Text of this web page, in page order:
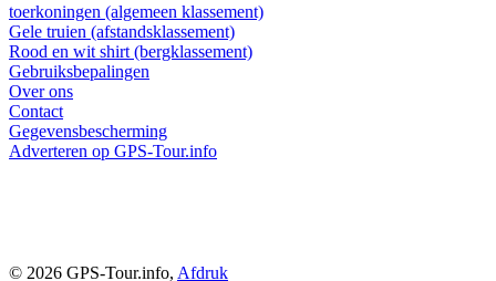
toerkoningen (algemeen klassement)
Gele truien (afstandsklassement)
Rood en wit shirt (bergklassement)
Gebruiksbepalingen
Over ons
Contact
Gegevensbescherming
Adverteren op GPS-Tour.info
© 2026 GPS-Tour.info, Afdruk